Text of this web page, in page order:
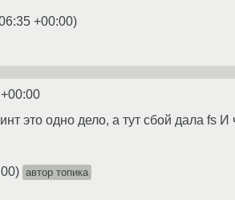
+00:00)
это одно дело, а тут сбой дала fs И
) автор топика